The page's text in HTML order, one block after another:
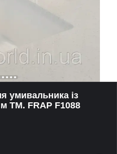
умивальника із
TM. FRAP F1088